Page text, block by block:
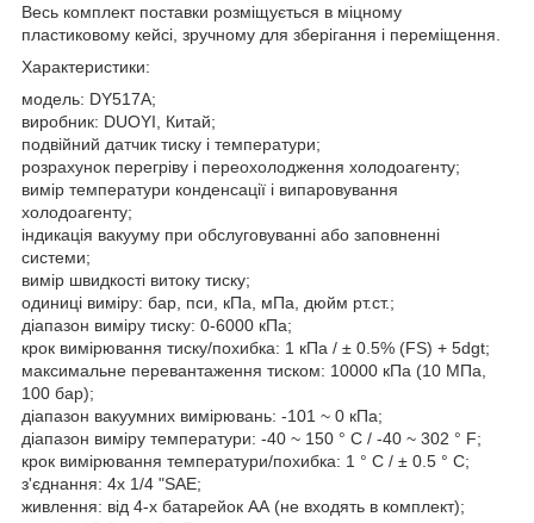
Весь комплект поставки розміщується в міцному
пластиковому кейсі, зручному для зберігання і переміщення.
Характеристики:
модель: DY517A;
виробник: DUOYI, Китай;
подвійний датчик тиску і температури;
розрахунок перегріву і переохолодження холодоагенту;
вимір температури конденсації і випаровування
холодоагенту;
індикація вакууму при обслуговуванні або заповненні
системи;
вимір швидкості витоку тиску;
одиниці виміру: бар, пси, кПа, мПа, дюйм рт.ст.;
діапазон виміру тиску: 0-6000 кПа;
крок вимірювання тиску/похибка: 1 кПа / ± 0.5% (FS) + 5dgt;
максимальне перевантаження тиском: 10000 кПа (10 МПа,
100 бар);
діапазон вакуумних вимірювань: -101 ~ 0 кПа;
діапазон виміру температури: -40 ~ 150 ° C / -40 ~ 302 ° F;
крок вимірювання температури/похибка: 1 ° C / ± 0.5 ° C;
з'єднання: 4x 1/4 "SAE;
живлення: від 4-х батарейок АА (не входять в комплект);